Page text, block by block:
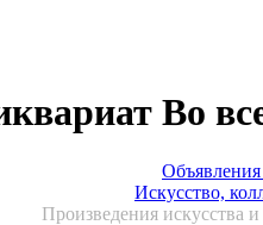
Во
Объявления
Искусство,
Произведения искусства